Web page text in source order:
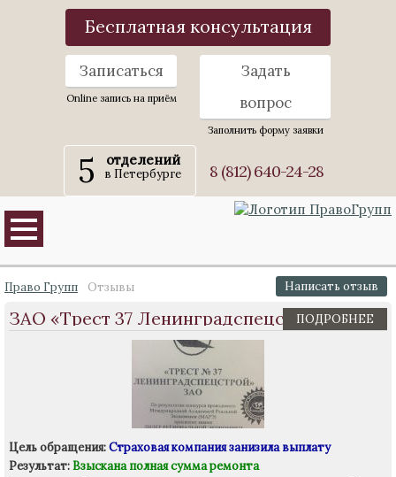
Бесплатная консультация
Записаться
Online запись на приём
Задать
вопрос
Заполнить форму заявки
5 отделений
в Петербурге 8 (812) 640-24-28
Право Групп Отзывы Написать отзыв
ЗАО «Трест 37 Ленинградспецстрой»ПОДРОБНЕЕ
Цель обращения:Страховая компания занизила выплату
Результат:Взыскана полная сумма ремонта